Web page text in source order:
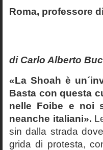
Roma, professore
di Carlo Alberto
«La Shoah è
Basta con questa
nelle Foibe e noi
neanche italiani».
sin dalla strada
grida di protesta,